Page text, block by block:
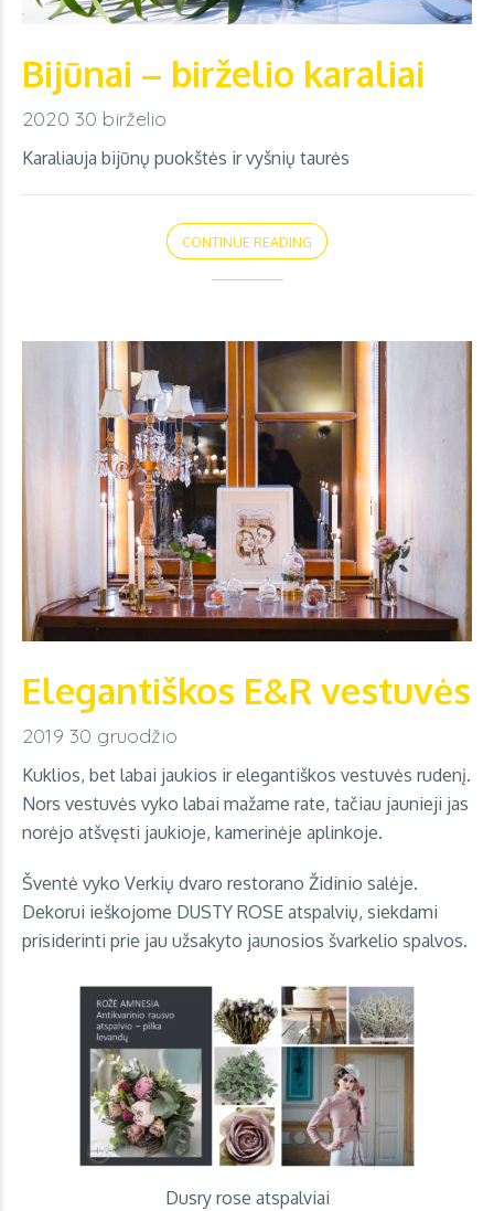
Bijūnai – birželio karaliai
2020 30 birželio
Karaliauja bijūnų puokštės ir vyšnių taurės
CONTINUE READING
Elegantiškos E&R vestuvės
2019 30 gruodžio
Kuklios, bet labai jaukios ir elegantiškos vestuvės rudenį.
Nors vestuvės vyko labai mažame rate, tačiau jaunieji jas
norėjo atšvęsti jaukioje, kamerinėje aplinkoje.
Šventė vyko Verkių dvaro restorano Židinio salėje.
Dekorui ieškojome DUSTY ROSE atspalvių, siekdami
prisiderinti prie jau užsakyto jaunosios švarkelio spalvos.
Dusry rose atspalviai